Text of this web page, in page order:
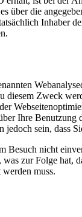
über die
Inhaber
diesem Zweck
Ihre
sein, dass
Besuch nicht
zur Folge hat,
muss.